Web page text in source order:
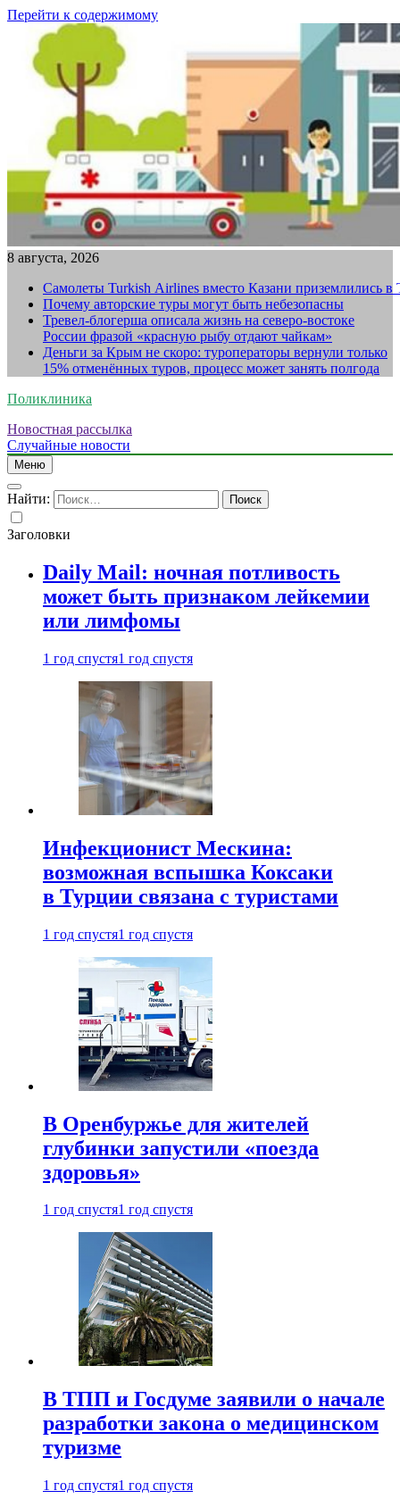
Перейти к содержимому
8 августа, 2026
Самолеты Turkish Airlines вместо Казани приземлились в
Почему авторские туры могут быть небезопасны
Тревел-блогерша описала жизнь на северо-востоке
России фразой «красную рыбу отдают чайкам»
Деньги за Крым не скоро: туроператоры вернули только
15% отменённых туров, процесс может занять полгода
Поликлиника
Новостная рассылка
Случайные новости
Меню
Найти:
Заголовки
Daily Mail: ночная потливость
может быть признаком лейкемии
или лимфомы
1 год спустя1 год спустя
Инфекционист Мескина:
возможная вспышка Коксаки
в Турции связана с туристами
1 год спустя1 год спустя
В Оренбуржье для жителей
глубинки запустили «поезда
здоровья»
1 год спустя1 год спустя
В ТПП и Госдуме заявили о начале
разработки закона о медицинском
туризме
1 год спустя1 год спустя